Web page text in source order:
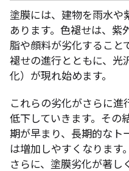
塗膜には、建物を雨水
あります。色褪せは、紫
脂や顔料が劣化すること
褪せの進行とともに、光
化）が現れ始めます。
これらの劣化がさらに
低下していきます。その
期が早まり、長期的なト
は増加しやすくなります。
さらに、塗膜劣化が著し